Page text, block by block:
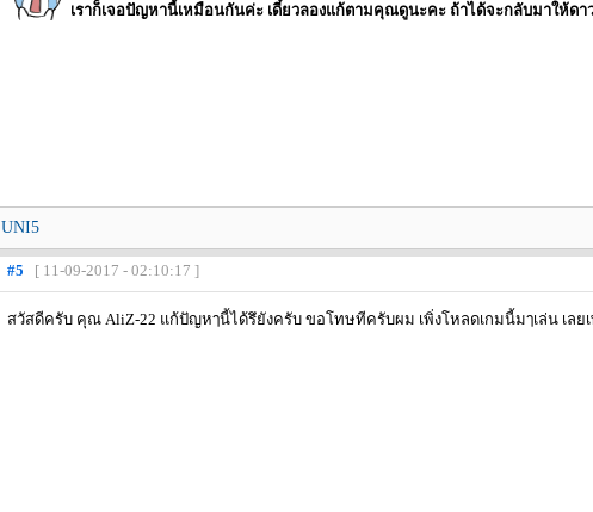
เราก็เจอปัญหานี้เหมือนกันค่ะ เดี๋ยวลองแก้ตามคุณดูนะคะ ถ้าได้จะกลับมาให้ด
UNI5
#5 [ 11-09-2017 - 02:10:17 ]
สวัสดีครับ คุณ AliZ-22 แก้ปัญหๅนี้ได้รึยังครับ ขอโทษทีครับผม เพิ่งโหลดเกมนี้มๅเล่น เลย